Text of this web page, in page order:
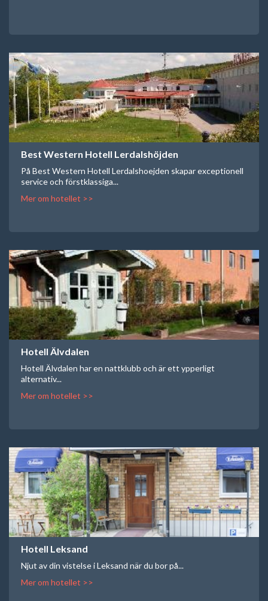
Best Western Hotell Lerdalshöjden
På Best Western Hotell Lerdalshoejden skapar exceptionell
service och förstklassiga...
Mer om hotellet >>
Hotell Älvdalen
Hotell Älvdalen har en nattklubb och är ett ypperligt
alternativ...
Mer om hotellet >>
Hotell Leksand
Njut av din vistelse i Leksand när du bor på...
Mer om hotellet >>